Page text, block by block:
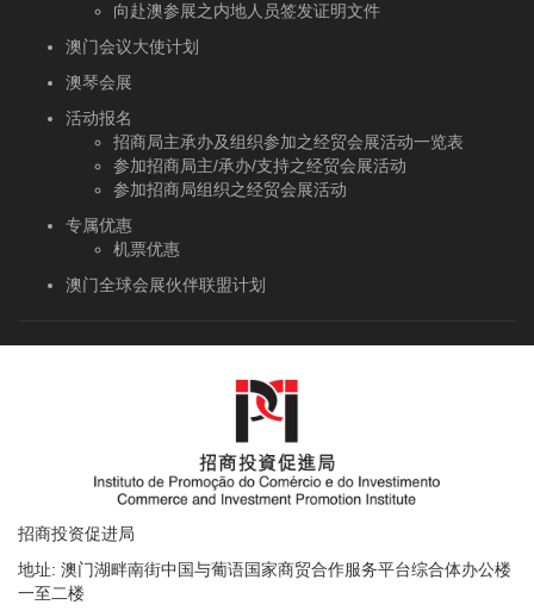
向赴澳参展之内地人员签发证明文件
澳门会议大使计划
澳琴会展
活动报名
招商局主承办及组织参加之经贸会展活动一览表
参加招商局主/承办/支持之经贸会展活动
参加招商局组织之经贸会展活动
专属优惠
机票优惠
澳门全球会展伙伴联盟计划
招商投资促进局
地址: 澳门湖畔南街中国与葡语国家商贸合作服务平台综合体办公楼
一至二楼